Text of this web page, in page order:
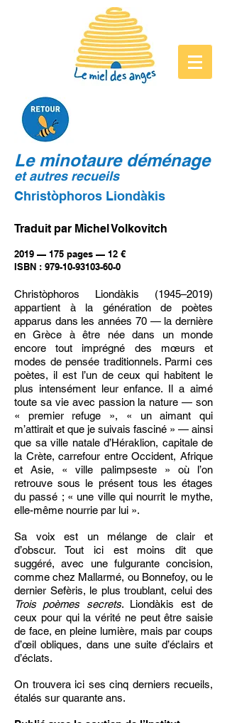
Le minotaure déménage
et autres recueils
Christòphoros Liondàkis
Traduit par Michel Volkovitch
2019 — 175 pages — 12 €
ISBN : 979-10-93103-60-0
Christòphoros Liondàkis (1945–2019)
appartient à la génération de poètes
apparus dans les années 70 — la dernière
en Grèce à être née dans un monde
encore tout imprégné des mœurs et
modes de pensée traditionnels. Parmi ces
poètes, il est l’un de ceux qui habitent le
plus intensément leur enfance. Il a aimé
toute sa vie avec passion la nature — son
« premier refuge », « un aimant qui
m’attirait et que je suivais fasciné » — ainsi
que sa ville natale d’Héraklion, capitale de
la Crète, carrefour entre Occident, Afrique
et Asie, « ville palimpseste » où l’on
retrouve sous le présent tous les étages
du passé ; « une ville qui nourrit le mythe,
elle-même nourrie par lui ».
Sa voix est un mélange de clair et
d’obscur. Tout ici est moins dit que
suggéré, avec une fulgurante concision,
comme chez Mallarmé, ou Bonnefoy, ou le
dernier Sefèris, le plus troublant, celui des
Trois poèmes secrets. Liondàkis est de
ceux pour qui la vérité ne peut être saisie
de face, en pleine lumière, mais par coups
d’œil obliques, dans une suite d’éclairs et
d’éclats.
On trouvera ici ses cinq derniers recueils,
étalés sur quarante ans.